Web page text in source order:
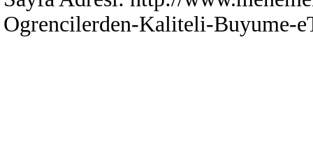
Ogrencilerden-Kaliteli-Buyume-